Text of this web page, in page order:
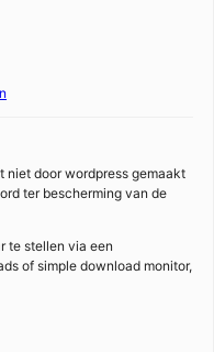
niet door wordpress gemaakt
ter bescherming van de
te stellen via een
of simple download monitor,